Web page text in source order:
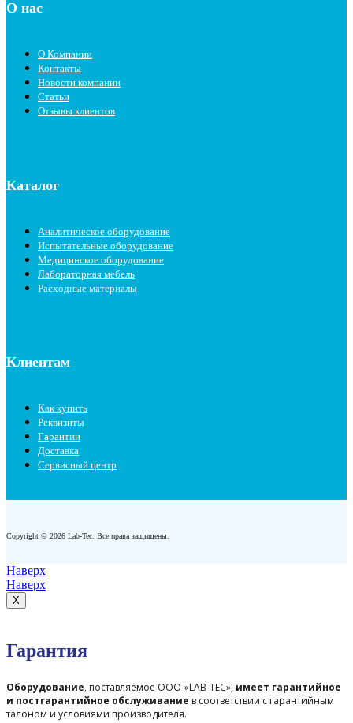
О нас
О Компании
Контакты
Новости компании
Статьи
Отзывы клиентов
Каталог
Аналитическое оборудование
Испытательные оборудование
Медицинское оборудование
Лабораторная мебель
Расходные материалы
Клиентам
Как купить
Реквизиты
Гарантии
Доставка
Сервисный центр
Copyright © 2026 Lab-Tec. Все права защищены.
Наверх
Наверх
X
Гарантия
Оборудование, поставляемое ООО «LAB-TEC», имеет гарантийное
и постгарантийное обслуживание в соответствии с гарантийным
талоном и условиями производителя.